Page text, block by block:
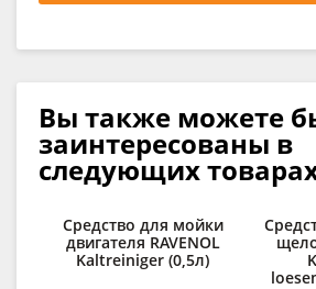
Вы также можете
заинтересованы в
следующих
Средство для мойки
двигателя RAVENOL
Kaltreiniger (0,5л)